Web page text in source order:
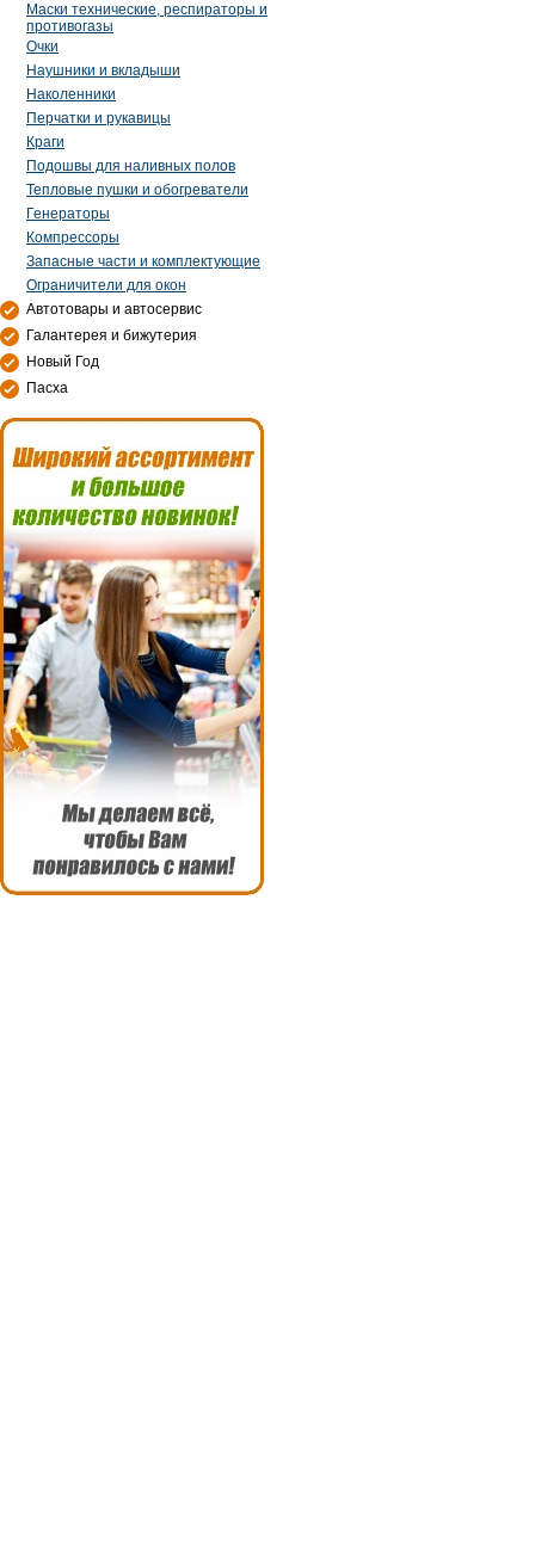
Маски технические, респираторы и
противогазы
Очки
Наушники и вкладыши
Наколенники
Перчатки и рукавицы
Краги
Подошвы для наливных полов
Тепловые пушки и обогреватели
Генераторы
Компрессоры
Запасные части и комплектующие
Ограничители для окон
Автотовары и автосервис
Галантерея и бижутерия
Новый Год
Пасха